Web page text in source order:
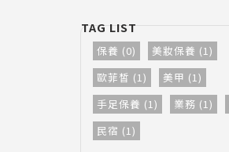
保養 (0)
美妝保養 (1)
歐菲皙 (1)
美甲 (1)
手足保養 (1)
業務 (1)
民宿 (1)